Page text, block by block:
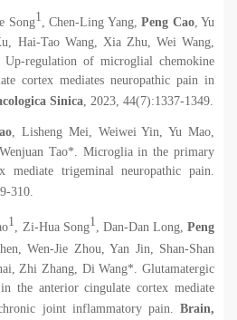
Song1 , Chen-Ling Yang,Peng Cao, Yu
Hai-Tao Wang, Xia Zhu, Wei Wang,
Up-regulation of microglial chemokine
cortex mediates neuropathic pain in
Sinica , 2023, 44(7):1337-1349.
, Lisheng Mei, Weiwei Yin, Yu Mao,
Tao*. Microglia in the primary
mediate trigeminal neuropathic pain.
310.
1 , Zi-Hua Song1 , Dan-Dan Long,Peng
Wen-Jie Zhou, Yan Jin, Shan-Shan
Zhi Zhang, Di Wang*. Glutamatergic
the anterior cingulate cortex mediate
joint inflammatory pain. Brain,